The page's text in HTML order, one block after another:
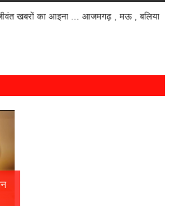
खबरों का आइना ... आजमगढ़ , मऊ , बलिया